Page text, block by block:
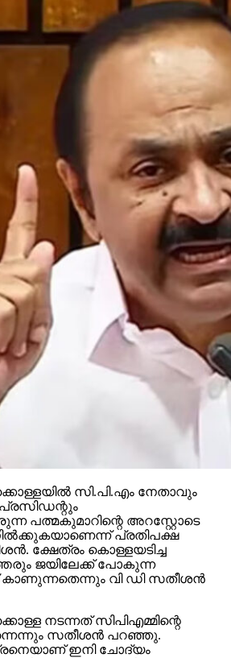
സി.പി.എം നേതാവും
പത്മകുമാറിന്റെ അറസ്റ്റോടെ
പ്രതിപക്ഷ
ക്ഷേത്രം കൊള്ളയടിച്ച
ജയിലേക്ക് പോകുന്ന
വി ഡി സതീശന്‍
നടന്നത് സിപിഎമ്മിന്റെ
സതീശന്‍ പറഞ്ഞു.
ഇനി ചോദ്യം